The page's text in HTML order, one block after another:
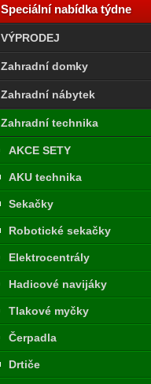
Speciální nabídka týdne
VÝPRODEJ
Zahradní domky
Zahradní nábytek
Zahradní technika
AKCE SETY
AKU technika
Sekačky
Robotické sekačky
Elektrocentrály
Hadicové navijáky
Tlakové myčky
Čerpadla
Drtiče